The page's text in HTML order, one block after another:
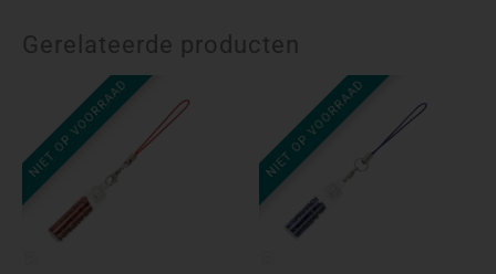
Gerelateerde producten
NIET OP VOORRAAD NIET OP VOORRAAD